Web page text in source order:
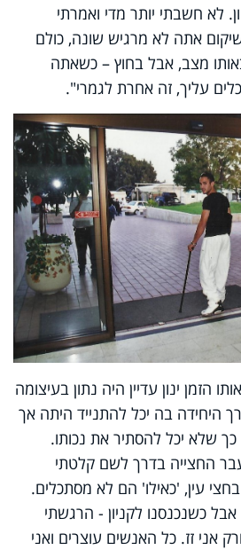
לא חשבתי יותר מדי ואמרתי
אתה לא מרגיש שונה, כולם
מצב, אבל בחוץ – כשאתה
עליך, זה אחרת לגמרי".
הזמן ינון עדיין היה נתון בעיצומה
היחידה בה יכל להתנייד היתה אך
כך שלא יכל להסתיר את נכותו.
החצייה בדרך לשם קלטתי
עין, 'כאילו' הם לא מסתכלים.
כשנכנסנו לקניון - הרגשתי
אני זז. כל האנשים עוצרים ואני